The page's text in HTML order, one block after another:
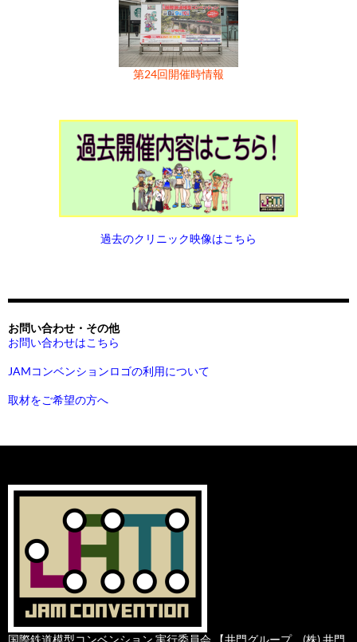
第24回開催時情報
過去のクリニック映像はこちら
お問い合わせ・その他
お問い合わせはこちら
JAMコンベンションロゴの利用について
取材をご希望の方へ
国際鉄道模型コンベンション 実行委員会 【井門グループ (株) 井門